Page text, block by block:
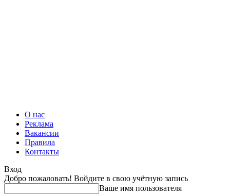
О нас
Реклама
Вакансии
Правила
Контакты
Вход
Добро пожаловать! Войдите в свою учётную запись
Ваше имя пользователя